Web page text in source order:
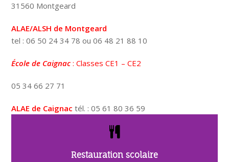
31560 Montgeard
ALAE/ALSH de Montgeard
tel : 06 50 24 34 78 ou 06 48 21 88 10
École de Caignac : Classes CE1 – CE2
05 34 66 27 71
ALAE de Caignactél. : 05 61 80 36 59
Restauration scolaire